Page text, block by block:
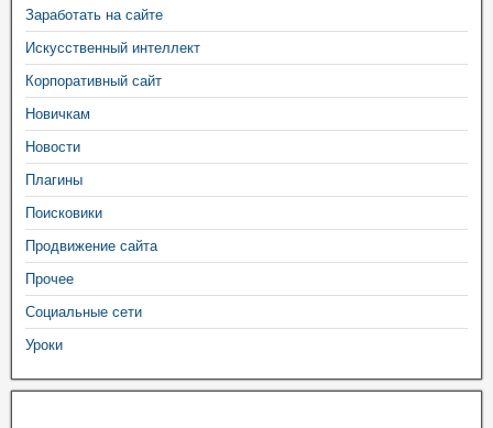
Заработать на сайте
Искусственный интеллект
Корпоративный сайт
Новичкам
Новости
Плагины
Поисковики
Продвижение сайта
Прочее
Социальные сети
Уроки